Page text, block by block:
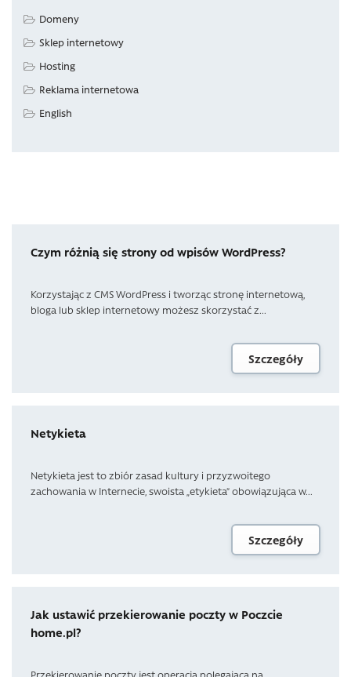
Domeny
Sklep internetowy
Hosting
Reklama internetowa
English
Czym różnią się strony od wpisów WordPress?
Korzystając z CMS WordPress i tworząc stronę internetową,
bloga lub sklep internetowy możesz skorzystać z...
Szczegóły
Netykieta
Netykieta jest to zbiór zasad kultury i przyzwoitego
zachowania w Internecie, swoista „etykieta” obowiązująca w...
Szczegóły
Jak ustawić przekierowanie poczty w Poczcie
home.pl?
Przekierowanie poczty jest operacją polegającą na